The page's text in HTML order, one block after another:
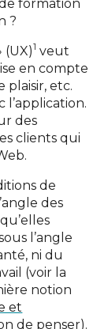
formation
?
(UX)1 veut
en compte
plaisir, etc.
l’application.
des
clients qui
de
des
l’angle
ni du
(voir la
notion
et
de penser).